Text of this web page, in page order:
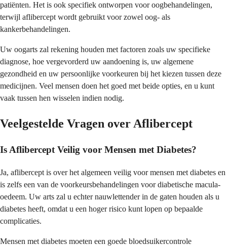
patiënten. Het is ook specifiek ontworpen voor oogbehandelingen,
terwijl aflibercept wordt gebruikt voor zowel oog- als
kankerbehandelingen.
Uw oogarts zal rekening houden met factoren zoals uw specifieke
diagnose, hoe vergevorderd uw aandoening is, uw algemene
gezondheid en uw persoonlijke voorkeuren bij het kiezen tussen deze
medicijnen. Veel mensen doen het goed met beide opties, en u kunt
vaak tussen hen wisselen indien nodig.
Veelgestelde Vragen over Aflibercept
Is Aflibercept Veilig voor Mensen met Diabetes?
Ja, aflibercept is over het algemeen veilig voor mensen met diabetes en
is zelfs een van de voorkeursbehandelingen voor diabetische macula-
oedeem. Uw arts zal u echter nauwlettender in de gaten houden als u
diabetes heeft, omdat u een hoger risico kunt lopen op bepaalde
complicaties.
Mensen met diabetes moeten een goede bloedsuikercontrole